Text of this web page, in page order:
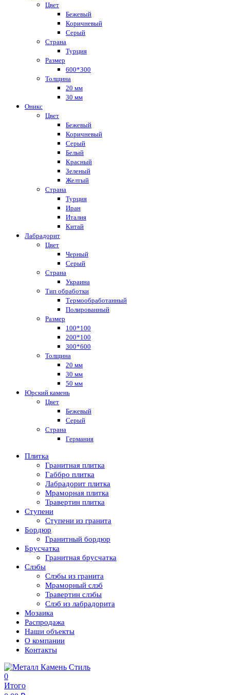
Цвет
Бежевый
Коричневый
Серый
Страна
Турция
Размер
600*300
Толщина
20 мм
30 мм
Оникс
Цвет
Бежевый
Коричневый
Серый
Белый
Красный
Зеленый
Желтый
Страна
Турция
Иран
Италия
Китай
Лабрадорит
Цвет
Черный
Серый
Страна
Украина
Тип обработки
Термообработанный
Полированный
Размер
100*100
200*100
300*600
Толщина
20 мм
30 мм
50 мм
Юрский камень
Цвет
Бежевый
Серый
Страна
Германия
Плитка
Гранитная плитка
Габбро плитка
Лабрадорит плитка
Мраморная плитка
Травертин плитка
Ступени
Ступени из гранита
Бордюр
Гранитный бордюр
Брусчатка
Гранитная брусчатка
Слэбы
Слэбы из гранита
Мраморный слэб
Травертин слэбы
Слэб из лабрадорита
Мозаика
Распродажа
Наши объекты
О компании
Контакты
0
Итого